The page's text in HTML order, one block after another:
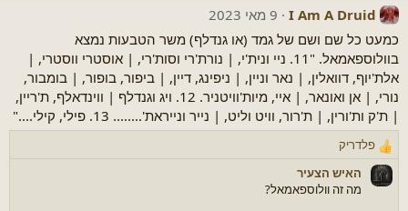
I Am A Druid
9 מאי 2023
כמעט כל שם ושם של גמד (או גנדלף) משר הטבעות נמצא
בוולוספאמאל. "11. ניי ונית'י, | נורת'רי וסות'רי, | אוסטרי ווסטרי, |
אלת'יוף, דוואלין, | נאר וניין, | ניפינג, דיין, | ביפור, בופור, | בומבור,
נורי, | אן ואונאר, | איי, מיות'וויטניר. 12. ויג וגנדלף | ווינדאלף, ת'ריין,
| ת'ק ות'ורין, | ת'רור, וויט וליט, | נייר ונייראת'........ 13. פילי, קילי...."
ר
ג
ש
פלדריק
האיש הצעיר
מה זה וולוספאמאל?